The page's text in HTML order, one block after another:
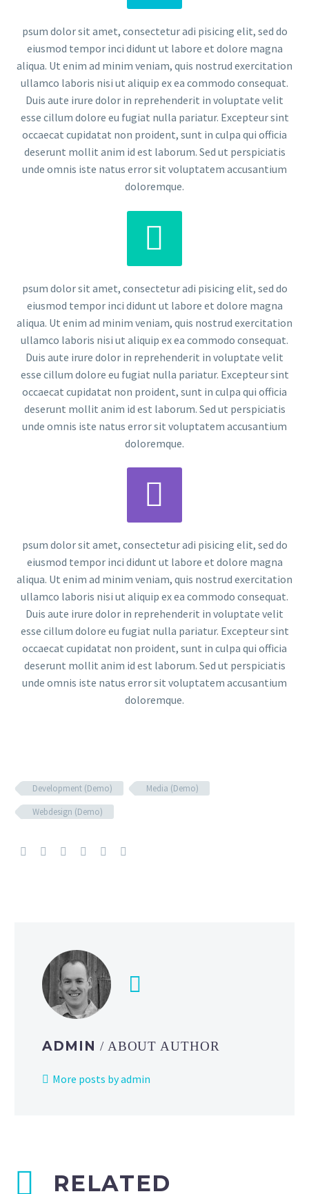
psum dolor sit amet, consectetur adi pisicing elit, sed do
eiusmod tempor inci didunt ut labore et dolore magna
aliqua. Ut enim ad minim veniam, quis nostrud exercitation
ullamco laboris nisi ut aliquip ex ea commodo consequat.
Duis aute irure dolor in reprehenderit in voluptate velit
esse cillum dolore eu fugiat nulla pariatur. Excepteur sint
occaecat cupidatat non proident, sunt in culpa qui officia
deserunt mollit anim id est laborum. Sed ut perspiciatis
unde omnis iste natus error sit voluptatem accusantium
doloremque.


psum dolor sit amet, consectetur adi pisicing elit, sed do
eiusmod tempor inci didunt ut labore et dolore magna
aliqua. Ut enim ad minim veniam, quis nostrud exercitation
ullamco laboris nisi ut aliquip ex ea commodo consequat.
Duis aute irure dolor in reprehenderit in voluptate velit
esse cillum dolore eu fugiat nulla pariatur. Excepteur sint
occaecat cupidatat non proident, sunt in culpa qui officia
deserunt mollit anim id est laborum. Sed ut perspiciatis
unde omnis iste natus error sit voluptatem accusantium
doloremque.


psum dolor sit amet, consectetur adi pisicing elit, sed do
eiusmod tempor inci didunt ut labore et dolore magna
aliqua. Ut enim ad minim veniam, quis nostrud exercitation
ullamco laboris nisi ut aliquip ex ea commodo consequat.
Duis aute irure dolor in reprehenderit in voluptate velit
esse cillum dolore eu fugiat nulla pariatur. Excepteur sint
occaecat cupidatat non proident, sunt in culpa qui officia
deserunt mollit anim id est laborum. Sed ut perspiciatis
unde omnis iste natus error sit voluptatem accusantium
doloremque.
Development (Demo)
Media (Demo)
Webdesign (Demo)
ADMIN / ABOUT AUTHOR
More posts by admin
RELATED